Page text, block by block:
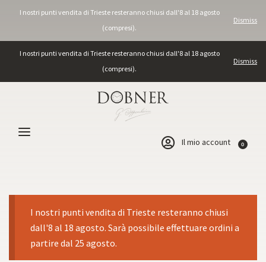
I nostri punti vendita di Trieste resteranno chiusi dall'8 al 18 agosto
(compresi).
Dismiss
I nostri punti vendita di Trieste resteranno chiusi dall'8 al 18 agosto
(compresi).
Dismiss
Il mio account 0
I nostri punti vendita di Trieste resteranno chiusi
dall'8 al 18 agosto. Sarà possibile effettuare ordini a
partire dal 25 agosto.